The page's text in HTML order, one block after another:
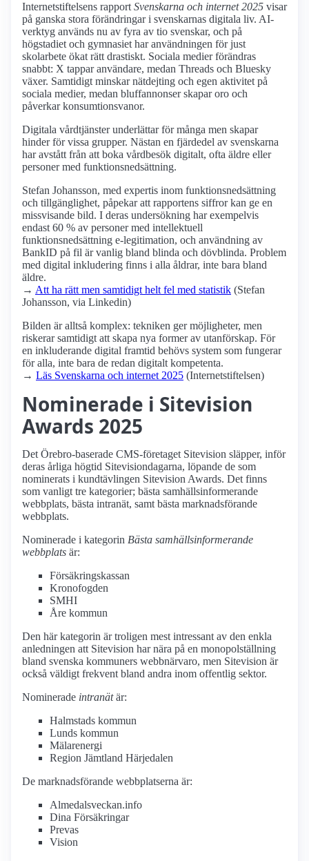
Internetstiftelsens rapport Svenskarna och internet 2025 visar
på ganska stora förändringar i svenskarnas digitala liv. AI-
verktyg används nu av fyra av tio svenskar, och på
högstadiet och gymnasiet har användningen för just
skolarbete ökat rätt drastiskt. Sociala medier förändras
snabbt: X tappar användare, medan Threads och Bluesky
växer. Samtidigt minskar nätdejting och egen aktivitet på
sociala medier, medan bluffannonser skapar oro och
påverkar konsumtionsvanor.
Digitala vårdtjänster underlättar för många men skapar
hinder för vissa grupper. Nästan en fjärdedel av svenskarna
har avstått från att boka vårdbesök digitalt, ofta äldre eller
personer med funktionsnedsättning.
Stefan Johansson, med expertis inom funktionsnedsättning
och tillgänglighet, påpekar att rapportens siffror kan ge en
missvisande bild. I deras undersökning har exempelvis
endast 60 % av personer med intellektuell
funktionsnedsättning e-legitimation, och användning av
BankID på fil är vanlig bland blinda och dövblinda. Problem
med digital inkludering finns i alla åldrar, inte bara bland
äldre.
→ Att ha rätt men samtidigt helt fel med statistik (Stefan
Johansson, via Linkedin)
Bilden är alltså komplex: tekniken ger möjligheter, men
riskerar samtidigt att skapa nya former av utanförskap. För
en inkluderande digital framtid behövs system som fungerar
för alla, inte bara de redan digitalt kompetenta.
→ Läs Svenskarna och internet 2025 (Internetstiftelsen)
Nominerade i Sitevision
Awards 2025
Det Örebro-baserade CMS-företaget Sitevision släpper, inför
deras årliga högtid Sitevisiondagarna, löpande de som
nominerats i kundtävlingen Sitevision Awards. Det finns
som vanligt tre kategorier; bästa samhällsinformerande
webbplats, bästa intranät, samt bästa marknadsförande
webbplats.
Nominerade i kategorin Bästa samhällsinformerande
webbplats är:
Försäkringskassan
Kronofogden
SMHI
Åre kommun
Den här kategorin är troligen mest intressant av den enkla
anledningen att Sitevision har nära på en monopolställning
bland svenska kommuners webbnärvaro, men Sitevision är
också väldigt frekvent bland andra inom offentlig sektor.
Nominerade intranätär:
Halmstads kommun
Lunds kommun
Mälarenergi
Region Jämtland Härjedalen
De marknadsförande webbplatserna är:
Almedalsveckan.info
Dina Försäkringar
Prevas
Vision